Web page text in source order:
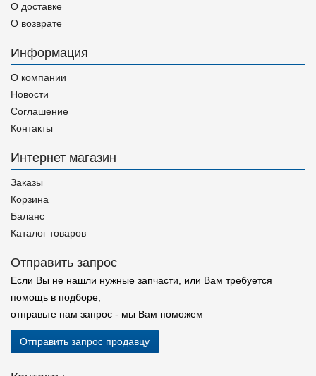
О доставке
О возврате
Информация
О компании
Новости
Соглашение
Контакты
Интернет магазин
Заказы
Корзина
Баланс
Каталог товаров
Отправить запрос
Если Вы не нашли нужные запчасти, или Вам требуется
помощь в подборе,
отправьте нам запрос - мы Вам поможем
Отправить запрос продавцу